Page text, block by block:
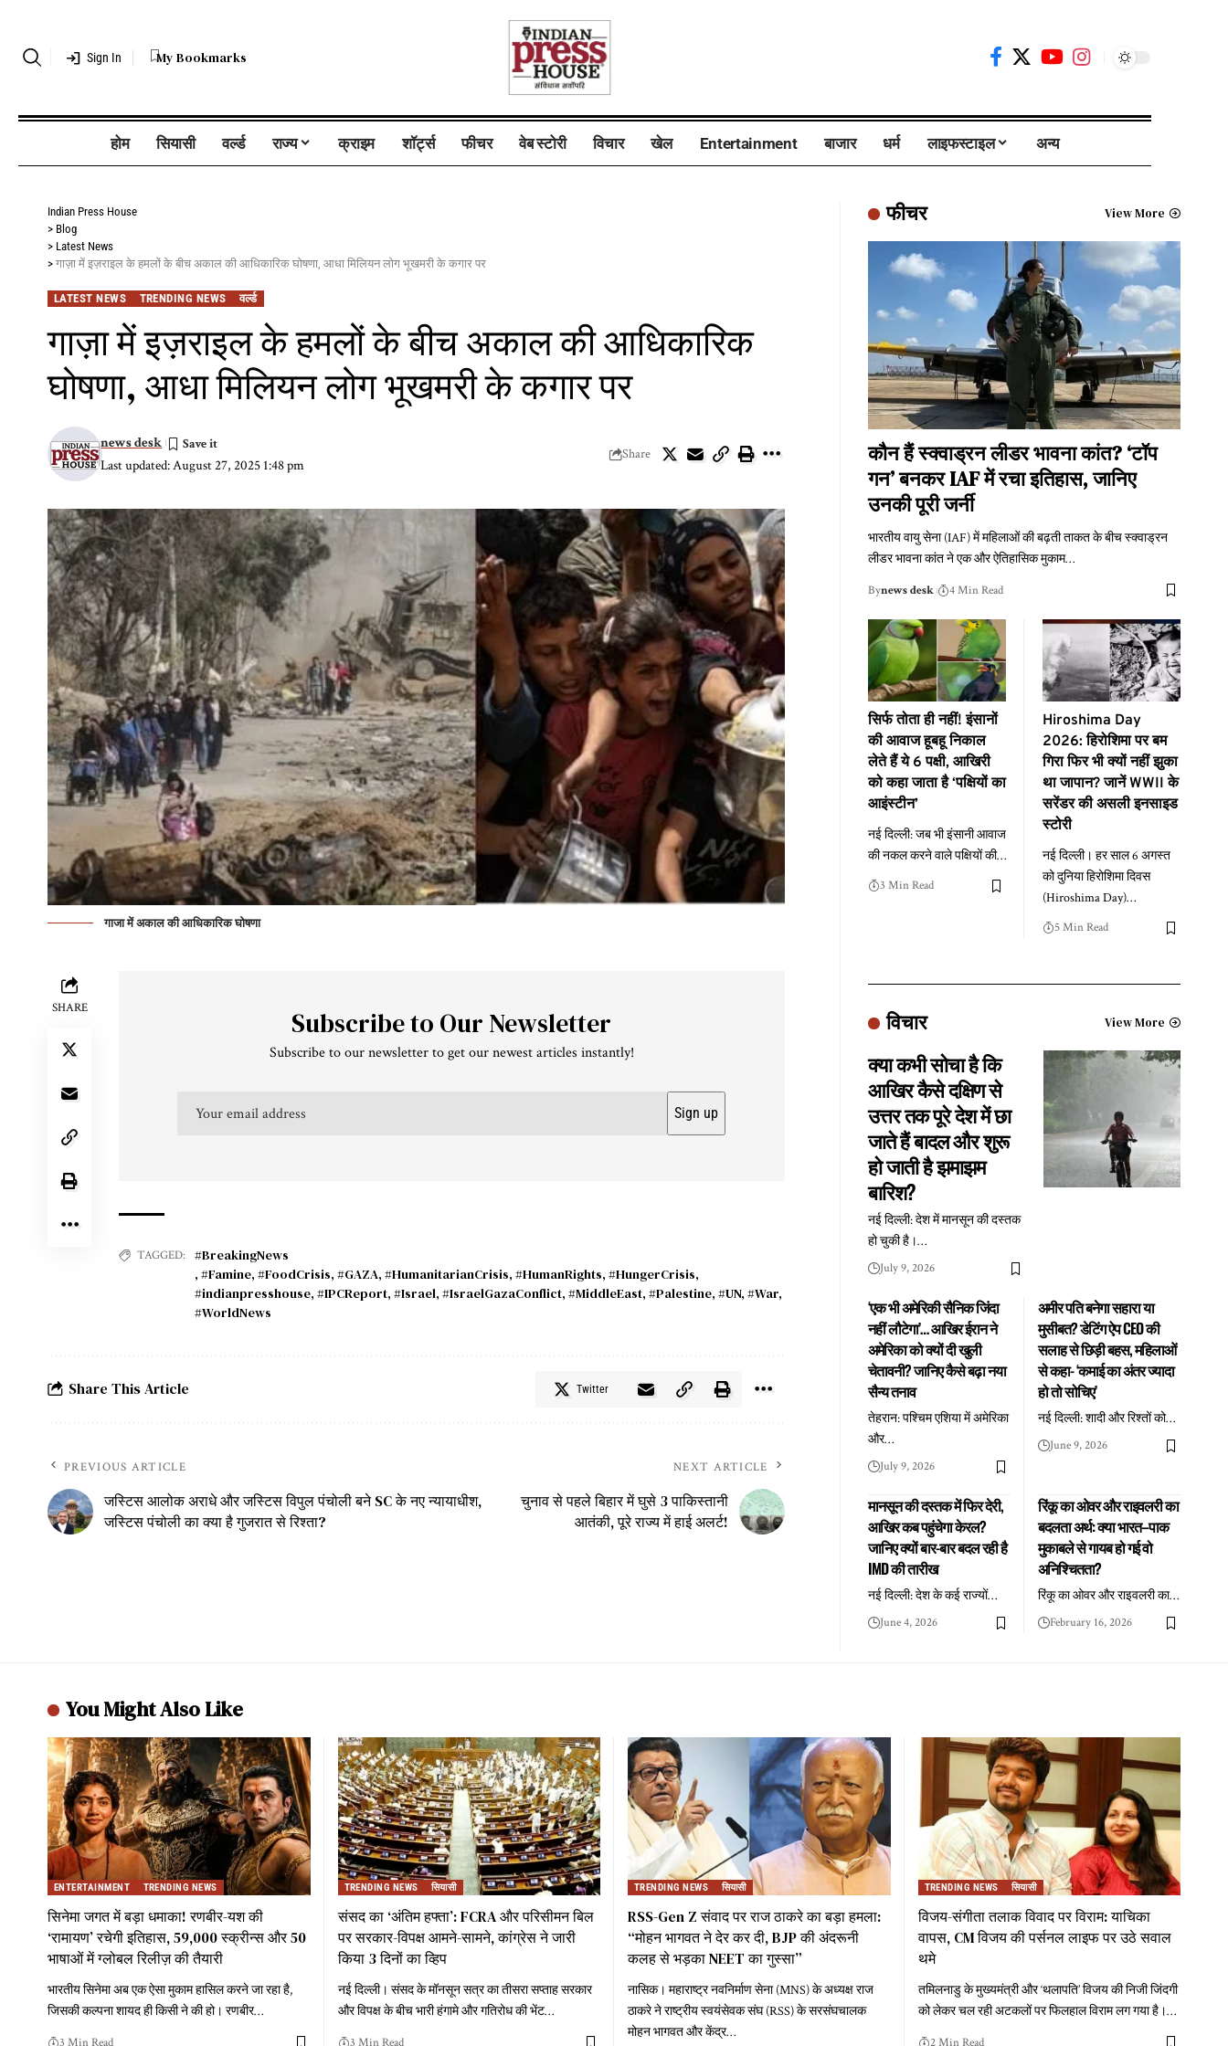
Sign In My Bookmarks
होम सियासी वर्ल्ड राज्य क्राइम शॉर्ट्स फीचर वेब स्टोरी विचार खेल Entertainment बाजार धर्म लाइफस्टाइल अन्य
Indian Press House
> Blog
> Latest News
> गाज़ा में इज़राइल के हमलों के बीच अकाल की आधिकारिक घोषणा, आधा मिलियन लोग भूखमरी के कगार पर
LATEST NEWS TRENDING NEWS वर्ल्ड
गाज़ा में इज़राइल के हमलों के बीच अकाल की आधिकारिक
घोषणा, आधा मिलियन लोग भूखमरी के कगार पर
Last updated: August 27, 2025 1:48 pm
news desk
Share
गाजा में अकाल की आधिकारिक घोषणा
SHARE Subscribe to Our Newsletter
Subscribe to our newsletter to get our newest articles instantly!
TAGGED:
#BreakingNews
, #Famine, #FoodCrisis, #GAZA, #HumanitarianCrisis, #HumanRights, #HungerCrisis,
#indianpresshouse, #IPCReport, #Israel, #IsraelGazaConflict, #MiddleEast, #Palestine, #UN, #War,
#WorldNews
Share This Article Twitter
PREVIOUS ARTICLE
जस्टिस आलोक अराधे और जस्टिस विपुल पंचोली बने SC के नए न्यायाधीश,
जस्टिस पंचोली का क्या है गुजरात से रिश्ता?
NEXT ARTICLE
चुनाव से पहले बिहार में घुसे 3 पाकिस्तानी
आतंकी, पूरे राज्य में हाई अलर्ट!
फीचर View More
कौन हैं स्क्वाड्रन लीडर भावना कांत? ‘टॉप
गन’ बनकर IAF में रचा इतिहास, जानिए
उनकी पूरी जर्नी
भारतीय वायु सेना (IAF) में महिलाओं की बढ़ती ताकत के बीच स्क्वाड्रन
लीडर भावना कांत ने एक और ऐतिहासिक मुकाम…
Bynews desk 4 Min Read
सिर्फ तोता ही नहीं! इंसानों
की आवाज हूबहू निकाल
लेते हैं ये 6 पक्षी, आखिरी
को कहा जाता है ‘पक्षियों का
आइंस्टीन’
नई दिल्ली: जब भी इंसानी आवाज
की नकल करने वाले पक्षियों की…
3 Min Read
Hiroshima Day
2026: हिरोशिमा पर बम
गिरा फिर भी क्यों नहीं झुका
था जापान? जानें WWII के
सरेंडर की असली इनसाइड
स्टोरी
नई दिल्ली। हर साल 6 अगस्त
को दुनिया हिरोशिमा दिवस
(Hiroshima Day)…
5 Min Read
विचार View More
क्या कभी सोचा है कि
आखिर कैसे दक्षिण से
उत्तर तक पूरे देश में छा
जाते हैं बादल और शुरू
हो जाती है झमाझम
बारिश?
नई दिल्ली: देश में मानसून की दस्तक
हो चुकी है।…
July 9, 2026
‘एक भी अमेरिकी सैनिक जिंदा
नहीं लौटेगा’… आखिर ईरान ने
अमेरिका को क्यों दी खुली
चेतावनी? जानिए कैसे बढ़ा नया
सैन्य तनाव
तेहरान: पश्चिम एशिया में अमेरिका
और…
July 9, 2026
अमीर पति बनेगा सहारा या
मुसीबत? डेटिंग ऐप CEO की
सलाह से छिड़ी बहस, महिलाओं
से कहा- ‘कमाई का अंतर ज्यादा
हो तो सोचिए’
नई दिल्ली: शादी और रिश्तों को…
June 9, 2026
मानसून की दस्तक में फिर देरी,
आखिर कब पहुंचेगा केरल?
जानिए क्यों बार-बार बदल रही है
IMD की तारीख
नई दिल्ली: देश के कई राज्यों…
June 4, 2026
रिंकू का ओवर और राइवलरी का
बदलता अर्थ: क्या भारत–पाक
मुकाबले से गायब हो गई वो
अनिश्चितता?
रिंकू का ओवर और राइवलरी का…
February 16, 2026
You Might Also Like
ENTERTAINMENT TRENDING NEWS
सिनेमा जगत में बड़ा धमाका! रणबीर-यश की
‘रामायण’ रचेगी इतिहास, 59,000 स्क्रीन्स और 50
भाषाओं में ग्लोबल रिलीज़ की तैयारी
भारतीय सिनेमा अब एक ऐसा मुकाम हासिल करने जा रहा है,
जिसकी कल्पना शायद ही किसी ने की हो। रणबीर…
3 Min Read
TRENDING NEWS सियासी
संसद का ‘अंतिम हफ्ता’: FCRA और परिसीमन बिल
पर सरकार-विपक्ष आमने-सामने, कांग्रेस ने जारी
किया 3 दिनों का व्हिप
नई दिल्ली। संसद के मॉनसून सत्र का तीसरा सप्ताह सरकार
और विपक्ष के बीच भारी हंगामे और गतिरोध की भेंट…
3 Min Read
TRENDING NEWS सियासी
RSS-Gen Z संवाद पर राज ठाकरे का बड़ा हमला:
“मोहन भागवत ने देर कर दी, BJP की अंदरूनी
कलह से भड़का NEET का गुस्सा”
नासिक। महाराष्ट्र नवनिर्माण सेना (MNS) के अध्यक्ष राज
ठाकरे ने राष्ट्रीय स्वयंसेवक संघ (RSS) के सरसंघचालक
मोहन भागवत और केंद्र…
TRENDING NEWS सियासी
विजय-संगीता तलाक विवाद पर विराम: याचिका
वापस, CM विजय की पर्सनल लाइफ पर उठे सवाल
थमे
तमिलनाडु के मुख्यमंत्री और ‘थलापति’ विजय की निजी जिंदगी
को लेकर चल रही अटकलों पर फिलहाल विराम लग गया है।…
2 Min Read